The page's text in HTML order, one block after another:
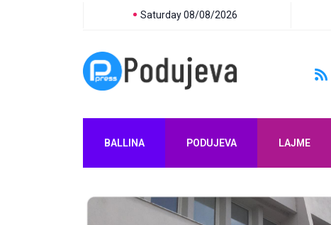
Saturday 08/08/2026
BALLINA PODUJEVA LAJME